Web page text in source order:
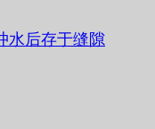
水后存于缝隙